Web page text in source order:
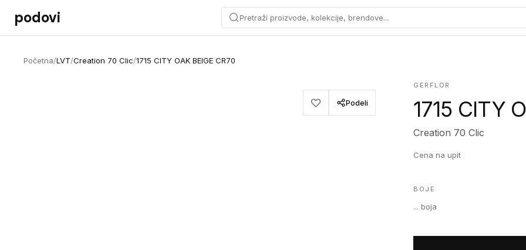
Preskoči na sadržaj
podovi Pretraži proizvode, kolekcije, brendove...
Početna/LVT/Creation 70 Clic/1715 CITY OAK BEIGE CR70
Podeli
GERFLOR
1715 CITY
Creation 70 Clic
Cena na upit
BOJE
... boja